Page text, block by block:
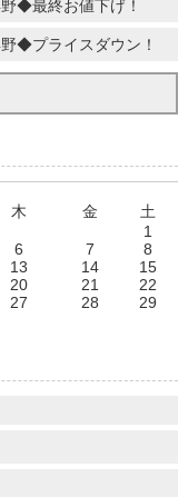
◆最終お値下げ！
◆プライスダウン！
木 金
土
1
6 7
8
13 14
15
20 21
22
27 28
29